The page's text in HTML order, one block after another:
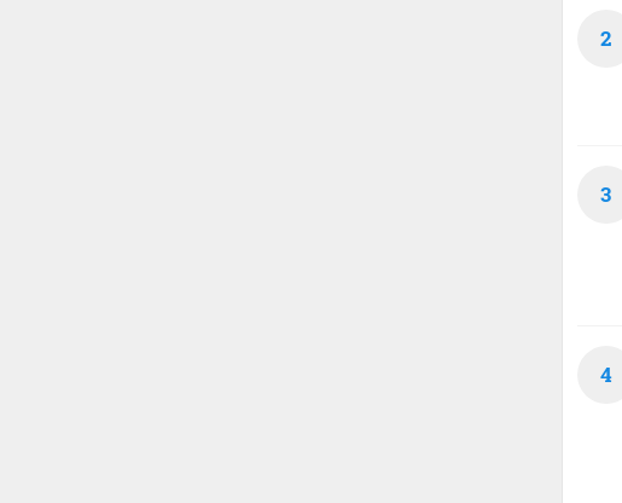
2
3
4